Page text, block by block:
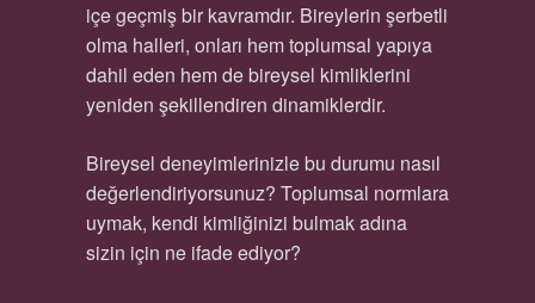
içe geçmiş bir kavramdır. Bireylerin şerbetli
olma halleri, onları hem toplumsal yapıya
dahil eden hem de bireysel kimliklerini
yeniden şekillendiren dinamiklerdir.
Bireysel deneyimlerinizle bu durumu nasıl
değerlendiriyorsunuz? Toplumsal normlara
uymak, kendi kimliğinizi bulmak adına
sizin için ne ifade ediyor?